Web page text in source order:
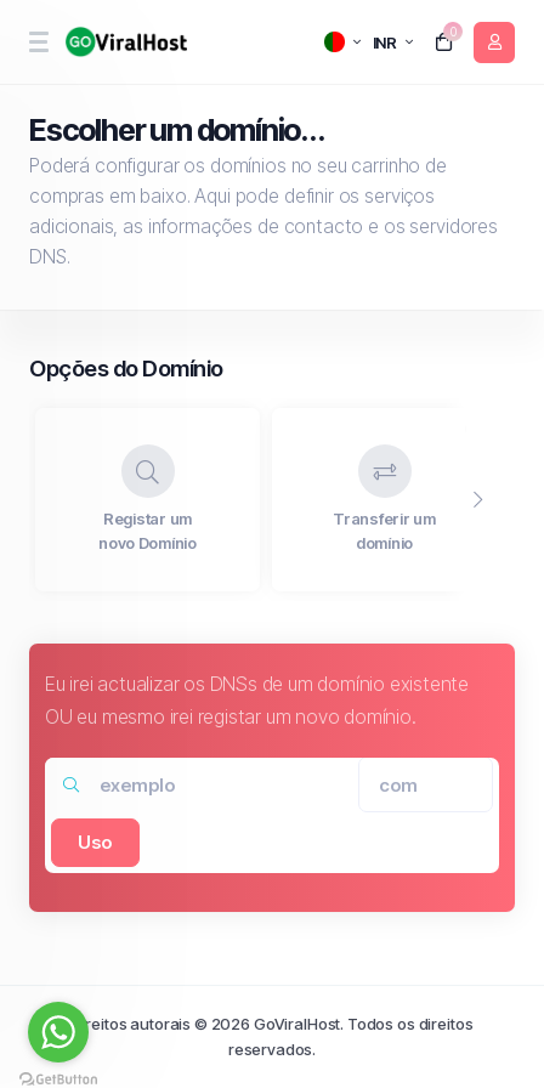
INR
0
Escolher um domínio...
Poderá configurar os domínios no seu carrinho de
compras em baixo. Aqui pode definir os serviços
adicionais, as informações de contacto e os servidores
DNS.
Opções do Domínio
Registar um
novo Domínio
Transferir um
domínio
Eu irei actualizar os DNSs de um domínio existente
OU eu mesmo irei registar um novo domínio.
Uso
Direitos autorais © 2026 GoViralHost. Todos os direitos
reservados.